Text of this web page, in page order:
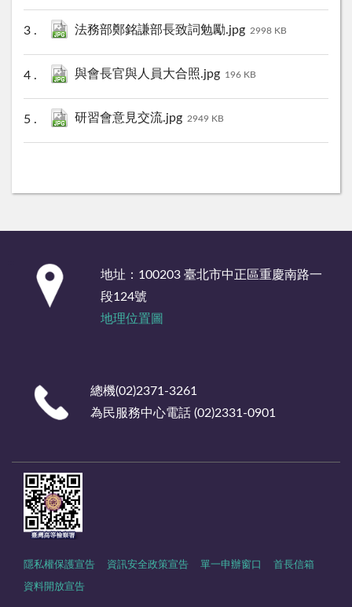
法務部鄭銘謙部長致詞勉勵.jpg 2998 KB
與會長官與人員大合照.jpg 196 KB
研習會意見交流.jpg 2949 KB
地址：100203 臺北市中正區重慶南路一
段124號
地理位置圖
總機(02)2371-3261
為民服務中心電話 (02)2331-0901
隱私權保護宣告 資訊安全政策宣告 單一申辦窗口 首長信箱
資料開放宣告